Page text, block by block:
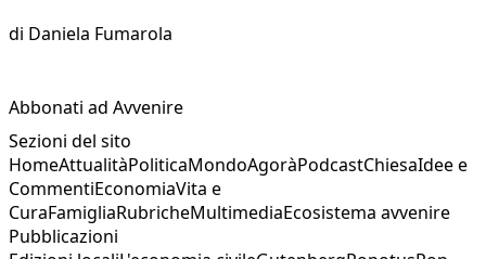
di Daniela Fumarola
Abbonati ad Avvenire
Sezioni del sito
HomeAttualitàPoliticaMondoAgoràPodcastChiesaIdee e
CommentiEconomiaVita e
CuraFamigliaRubricheMultimediaEcosistema avvenire
Pubblicazioni